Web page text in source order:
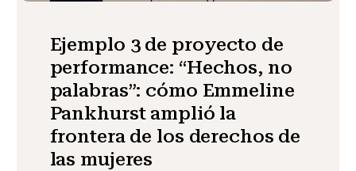
Ejemplo 3 de proyecto de
performance: “Hechos, no
palabras”: cómo Emmeline
Pankhurst amplió la
frontera de los derechos de
las mujeres